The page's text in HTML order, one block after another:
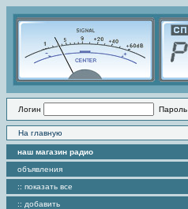
Логин Пароль
На главную
наш магазин радио
объявления
:: показать все
:: добавить